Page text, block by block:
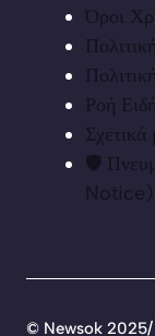
Όροι
Ροή
🛡️
Notice)
© Newsok